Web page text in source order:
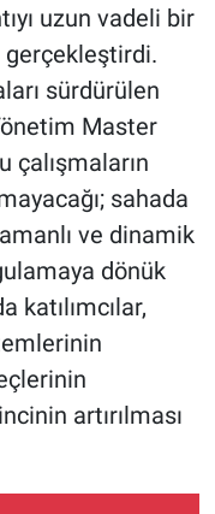
uzun vadeli bir
gerçekleştirdi.
sürdürülen
Master
çalışmaların
sahada
ve dinamik
dönük
katılımcılar,
artırılması